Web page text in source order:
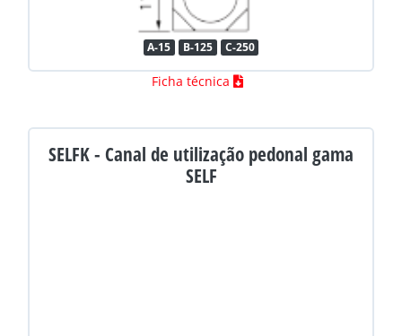
A-15 B-125 C-250
Ficha técnica
SELFK - Canal de utilização pedonal gama
SELF